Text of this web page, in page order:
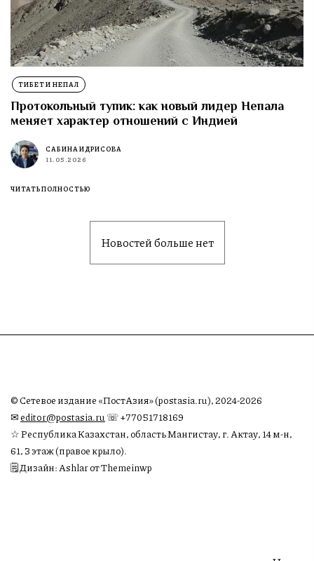
ТИБЕТ И НЕПАЛ
Протокольный тупик: как новый лидер Непала
меняет характер отношений с Индией
САБИНА ИДРИСОВА
11.05.2026
ЧИТАТЬ ПОЛНОСТЬЮ
Новостей больше нет
© Сетевое издание «ПостАзия» (postasia.ru), 2024-2026
✉︎editor@postasia.ru ☏ +77051718169
☆ Республика Казахстан, область Мангистау, г. Актау, 14 м-н,
61, 3 этаж (правое крыло).
🗒 Дизайн: Ashlar от Themeinwp